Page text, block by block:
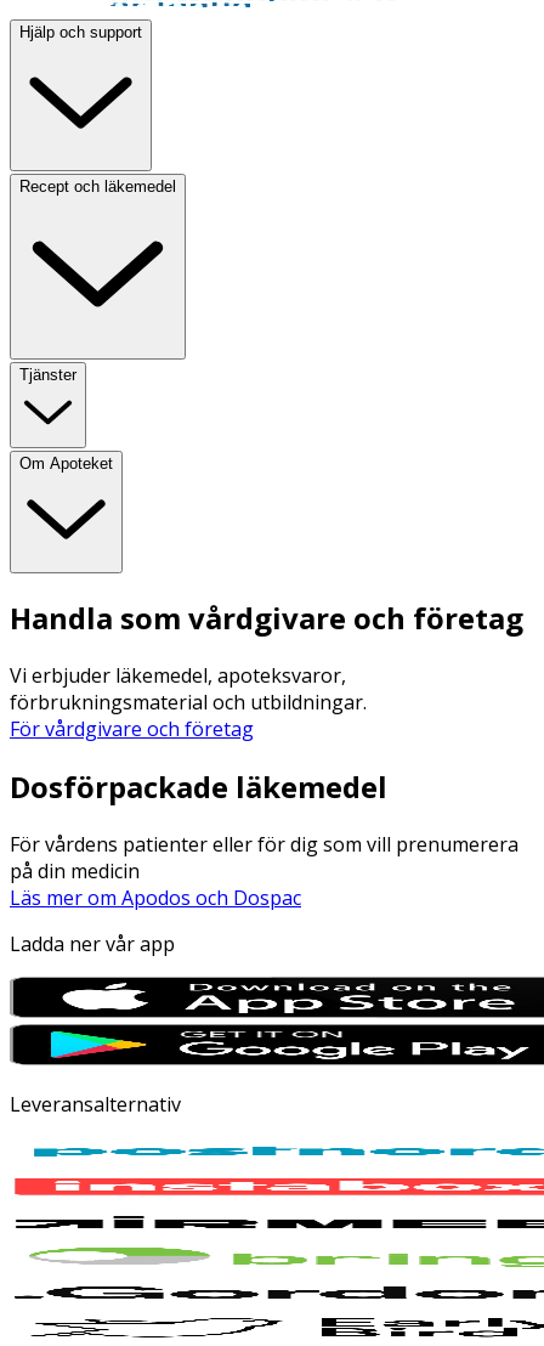
Hjälp och support
Recept och läkemedel
Tjänster
Om Apoteket
Handla som vårdgivare och företag
Vi erbjuder läkemedel, apoteksvaror,
förbrukningsmaterial och utbildningar.
För vårdgivare och företag
Dosförpackade läkemedel
För vårdens patienter eller för dig som vill prenumerera
på din medicin
Läs mer om Apodos och Dospac
Ladda ner vår app
Leveransalternativ